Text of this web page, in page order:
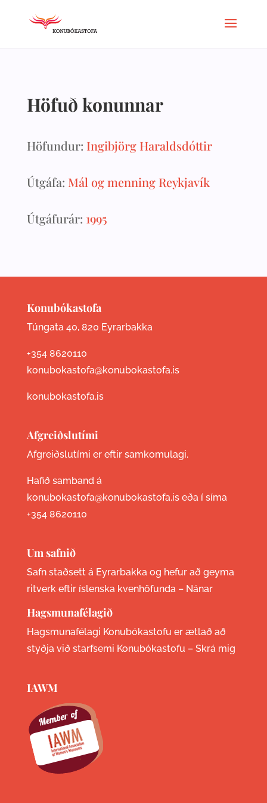
Höfuð konunnar
Höfundur: Ingibjörg Haraldsdóttir
Útgáfa: Mál og menning Reykjavík
Útgáfurár: 1995
Konubókastofa
Túngata 40, 820 Eyrarbakka
+354 8620110
konubokastofa@konubokastofa.is
konubokastofa.is
Afgreiðslutími
Afgreiðslutími er eftir samkomulagi.
Hafið samband á
konubokastofa@konubokastofa.is eða í síma
+354 8620110
Um safnið
Safn staðsett á Eyrarbakka og hefur að geyma
ritverk eftir íslenska kvenhöfunda – Nánar
Hagsmunafélagið
Hagsmunafélagi Konubókastofu er ætlað að
styðja við starfsemi Konubókastofu – Skrá mig
IAWM